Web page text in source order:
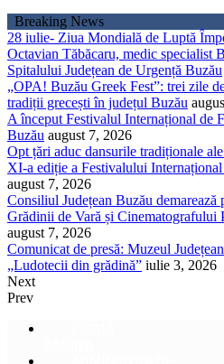
Sari
la
conținut
Breaking News
28 iulie- Ziua Mondială de Luptă
Octavian Tăbăcaru, medic specialist
Spitalului Județean de Urgență Buzău
„OPA! Buzău Greek Fest”: trei zile
tradiții grecești în județul Buzău
A început Festivalul Internațional de
Buzău august 7, 2026
Opt țări aduc dansurile tradiționale
XI-a ediție a Festivalului
august 7, 2026
Consiliul Județean Buzău demarează
Grădinii de Vară și Cinematografului
august 7, 2026
Comunicat de presă: Muzeul
„Ludotecii din grădină” iulie 3, 2026
Next
Prev